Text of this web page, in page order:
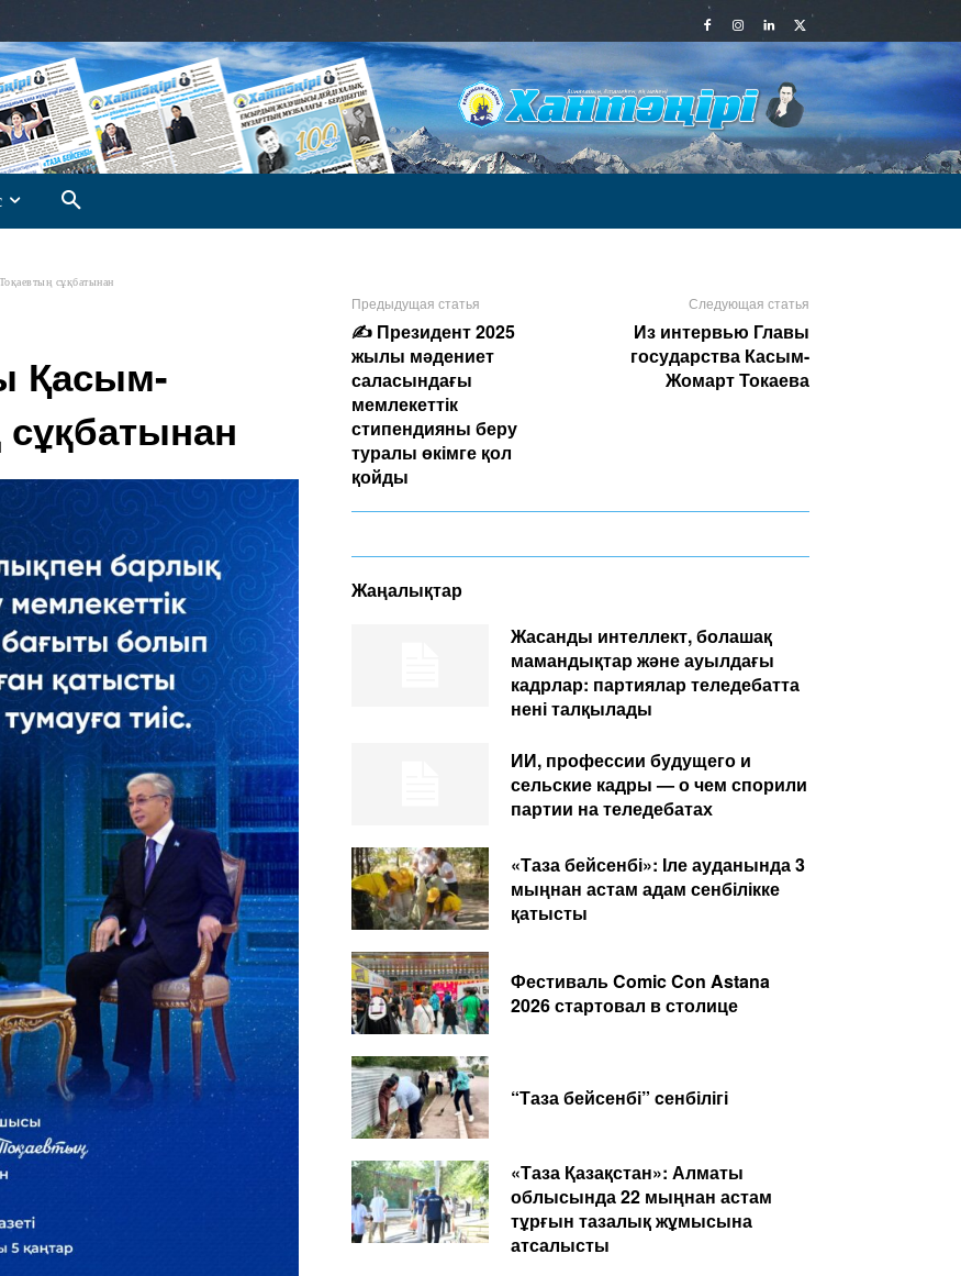
сұқбатынан
Қасым-
Предыдущая статья
✍️ Президент 2025
жылы мәдениет
саласындағы
мемлекеттік
стипендияны беру
туралы өкімге қол
қойды
Следующая статья
Из интервью Главы
государства Касым-
Жомарт Токаева
Жаңалықтар
Жасанды интеллект, болашақ
мамандықтар және ауылдағы
кадрлар: партиялар теледебатта
нені талқылады
ИИ, профессии будущего и
сельские кадры — о чем спорили
партии на теледебатах
«Таза бейсенбі»: Іле ауданында 3
мыңнан астам адам сенбілікке
қатысты
Фестиваль Comic Con Astana
2026 стартовал в столице
“Таза бейсенбі” cенбілігі
«Таза Қазақстан»: Алматы
облысында 22 мыңнан астам
тұрғын тазалық жұмысына
атсалысты